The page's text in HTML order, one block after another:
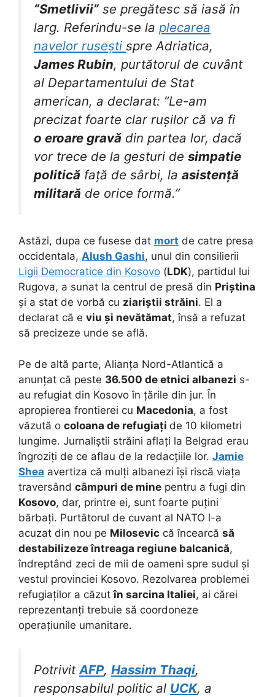
“Smetlivii” se pregătesc să iasă în
larg. Referindu-se la plecarea
navelor rusești spre Adriatica,
James Rubin, purtătorul de cuvânt
al Departamentului de Stat
american, a declarat: “Le-am
precizat foarte clar rușilor că va fi
o eroare gravă din partea lor, dacă
vor trece de la gesturi de simpatie
politică față de sârbi, la asistență
militară de orice formă.”
Astăzi, dupa ce fusese dat mort de catre presa
occidentala, Alush Gashi, unul din consilierii
Ligii Democratice din Kosovo (LDK), partidul lui
Rugova, a sunat la centrul de presă din Priștina
și a stat de vorbă cu ziariștii străini. El a
declarat că e viu și nevătămat, însă a refuzat
să precizeze unde se află.
Pe de altă parte, Alianța Nord-Atlantică a
anunțat că peste 36.500 de etnici albanezi s-
au refugiat din Kosovo în țările din jur. În
apropierea frontierei cu Macedonia, a fost
văzută o coloana de refugiați de 10 kilometri
lungime. Jurnaliștii străini aflați la Belgrad erau
îngroziți de ce aflau de la redacțiile lor. Jamie
Shea avertiza că mulți albanezi își riscă viața
traversând câmpuri de mine pentru a fugi din
Kosovo, dar, printre ei, sunt foarte puțini
bărbați. Purtătorul de cuvant al NATO l-a
acuzat din nou pe Milosevic că încearcă să
destabilizeze întreaga regiune balcanică,
îndreptând zeci de mii de oameni spre sudul și
vestul provinciei Kosovo. Rezolvarea problemei
refugiaților a căzutîn sarcina Italiei, ai cărei
reprezentanți trebuie să coordoneze
operațiunile umanitare.
PotrivitAFP, Hassim Thaqi,
responsabilul politic al UCK, a